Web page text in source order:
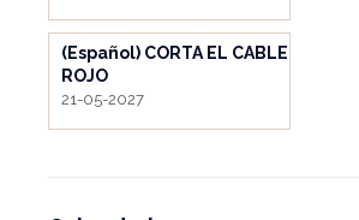
(Español) CORTA EL CABLE
ROJO
21-05-2027